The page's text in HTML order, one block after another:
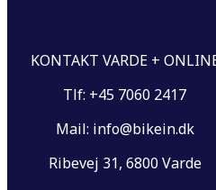
KONTAKT VARDE +
Tlf: +45 7060 2417
Mail: info@bikein.dk
Ribevej 31, 6800 Varde